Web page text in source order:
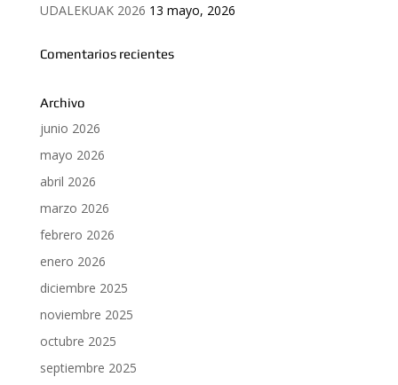
UDALEKUAK 2026 13 mayo, 2026
Comentarios recientes
Archivo
junio 2026
mayo 2026
abril 2026
marzo 2026
febrero 2026
enero 2026
diciembre 2025
noviembre 2025
octubre 2025
septiembre 2025